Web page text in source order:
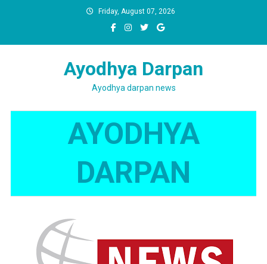
Friday, August 07, 2026
Ayodhya Darpan
Ayodhya darpan news
AYODHYA
DARPAN